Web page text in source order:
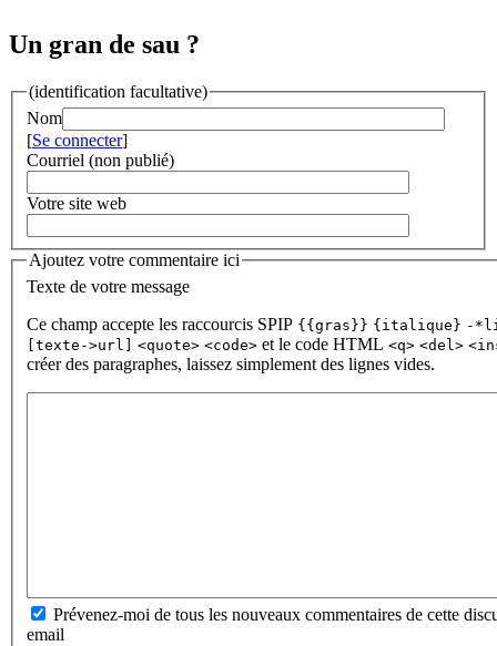
Un gran de sau ?
(identification facultative)
Nom
[Se connecter]
Courriel (non publié)
Votre site web
Ajoutez votre commentaire ici
Texte de votre message
Ce champ accepte les raccourcis SPIP {{gras}} {italique} -
[texte->url]
<quote> <code> et le code HTML <q> <del>
créer des paragraphes, laissez simplement des lignes vides.
Prévenez-moi de tous les nouveaux commentaires de cette
email